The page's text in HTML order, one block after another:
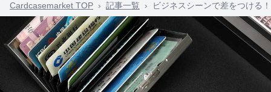
Cardcasemarket TOP › 記事一覧 › ビジネスシーンで差をつける